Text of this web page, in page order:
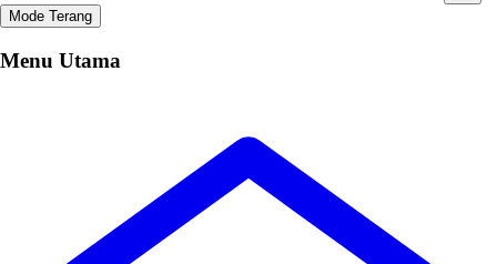
Mode Terang
Menu Utama